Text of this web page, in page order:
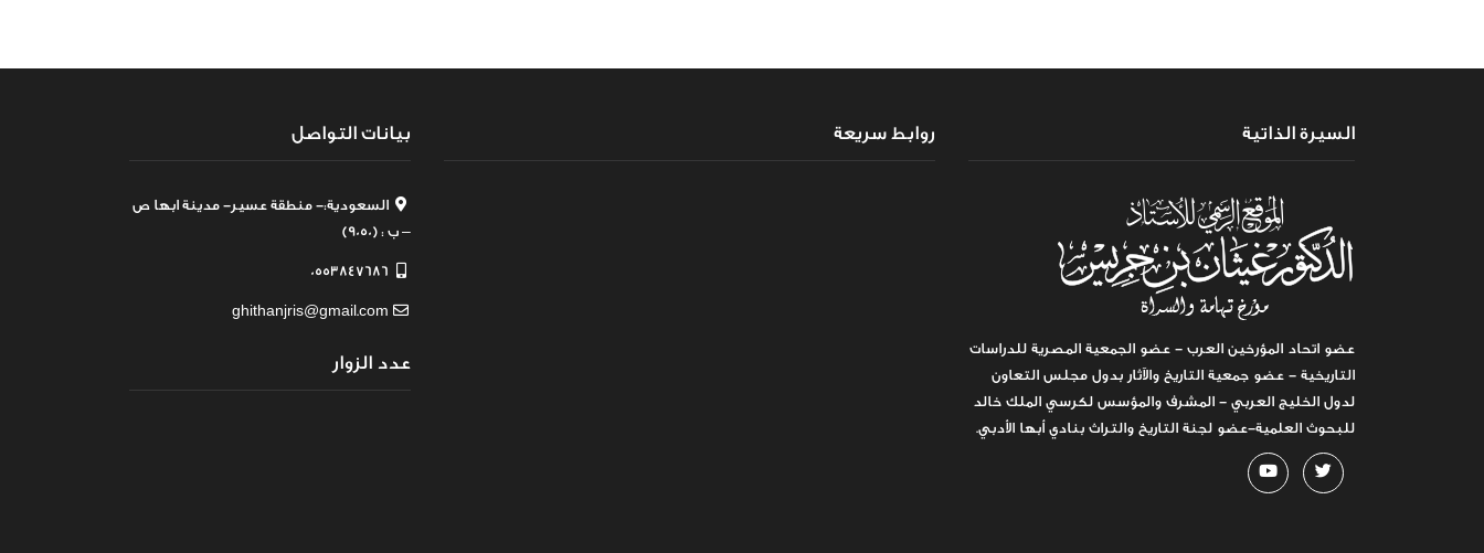
السيرة الذاتية
عضو اتحاد المؤرخين العرب - عضو الجمعية المصرية للدراسات
التاريخية - عضو جمعية التاريخ والآثار بدول مجلس التعاون
لدول الخليج العربي - المشرف والمؤسس لكرسي الملك خالد
للبحوث العلمية-عضو لجنة التاريخ والتراث بنادي أبها الأدبي.
روابط سريعة بيانات التواصل
السعودية:- منطقة عسير- مدينة ابها ص
– ب : (9050)
0553847686
ghithanjris@gmail.com
عدد الزوار